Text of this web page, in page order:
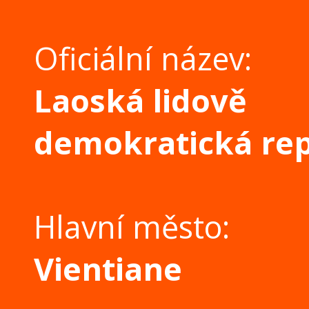
Oficiální název:
Laoská lidově
demokratická
Hlavní město:
Vientiane